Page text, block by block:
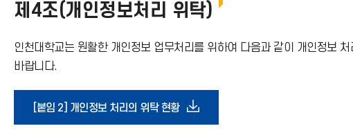
기
제4조(개인정보처리 위탁)
인천대학교는 원활한 개인정보 업무처리를 위하여 다음과 같이 개인정보
바랍니다.
[붙임 2] 개인정보 처리의 위탁 현황다